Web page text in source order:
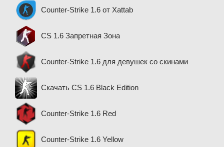
Counter-Strike 1.6 от Xattab
CS 1.6 Запретная Зона
Counter-Strike 1.6 для девушек со скинами
Скачать CS 1.6 Black Edition
Counter-Strike 1.6 Red
Counter-Strike 1.6 Yellow